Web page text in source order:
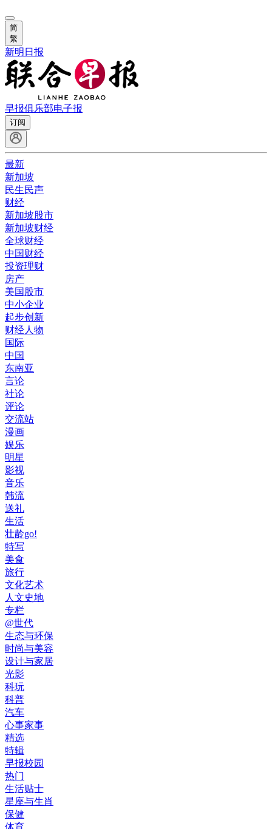
简
繁
新明日报
早报俱乐部电子报
订阅
最新
新加坡
民生民声
财经
新加坡股市
新加坡财经
全球财经
中国财经
投资理财
房产
美国股市
中小企业
起步创新
财经人物
国际
中国
东南亚
言论
社论
评论
交流站
漫画
娱乐
明星
影视
音乐
韩流
送礼
生活
壮龄go!
特写
美食
旅行
文化艺术
人文史地
专栏
@世代
生态与环保
时尚与美容
设计与家居
光影
科玩
科普
汽车
心事家事
精选
特辑
早报校园
热门
生活贴士
星座与生肖
保健
体育